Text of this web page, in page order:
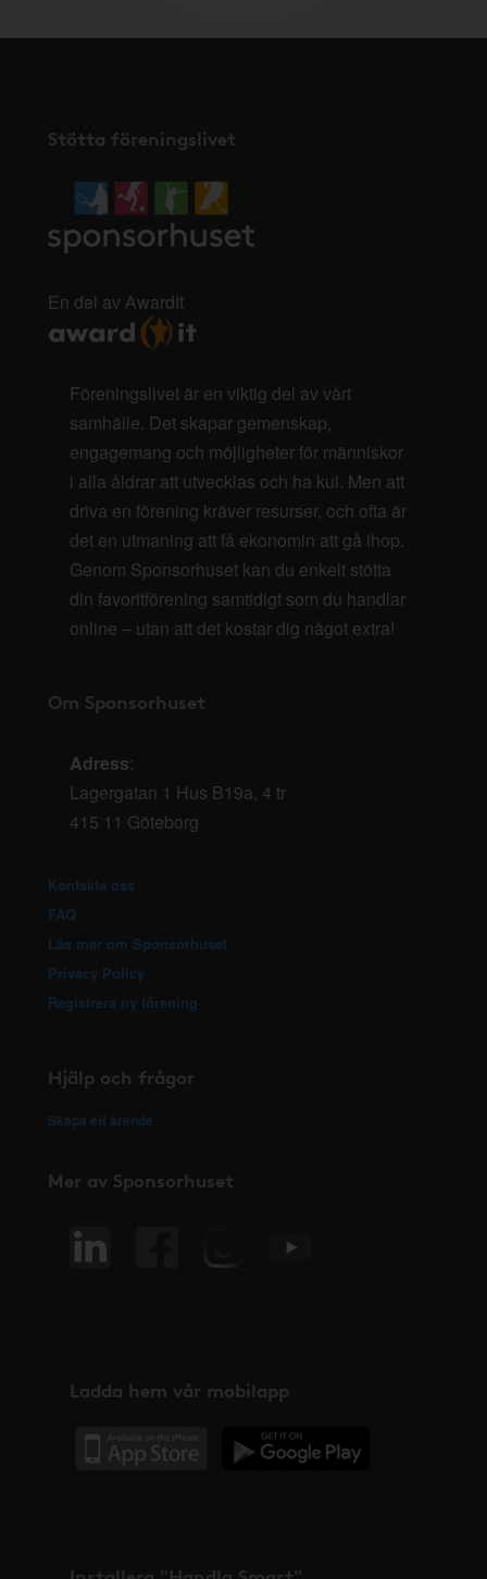
Stötta föreningslivet
En del av AwardIt
Föreningslivet är en viktig del av vårt
samhälle. Det skapar gemenskap,
engagemang och möjligheter för människor
i alla åldrar att utvecklas och ha kul. Men att
driva en förening kräver resurser, och ofta är
det en utmaning att få ekonomin att gå ihop.
Genom Sponsorhuset kan du enkelt stötta
din favoritförening samtidigt som du handlar
online – utan att det kostar dig något extra!
Om Sponsorhuset
Adress:
Lagergatan 1 Hus B19a, 4 tr
415 11 Göteborg
Kontakta oss
FAQ
Läs mer om Sponsorhuset
Privacy Policy
Registrera ny förening
Hjälp och frågor
Skapa ett ärende
Mer av Sponsorhuset
Ladda hem vår mobilapp